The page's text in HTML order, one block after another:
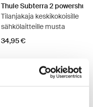
Thule Subterra 2
Tilanjakaja keskikokoisille
sähkölaitteille musta
34,95 €